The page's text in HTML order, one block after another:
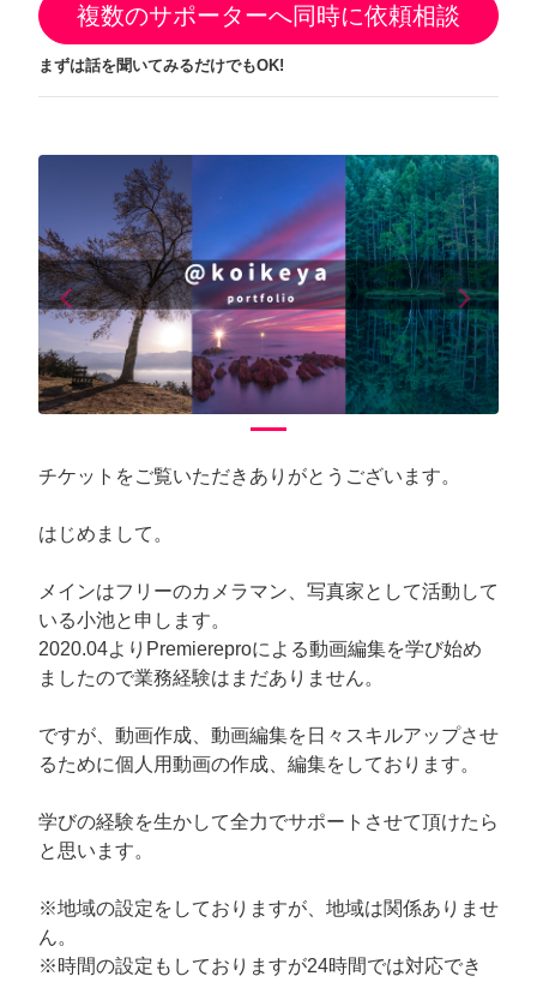
複数のサポーターへ同時に依頼相談
まずは話を聞いてみるだけでもOK!
arrow_back_iosPrevious arrow_forward_iosNext
チケットをご覧いただきありがとうございます。
はじめまして。
メインはフリーのカメラマン、写真家として活動して
いる小池と申します。
2020.04よりPremiereproによる動画編集を学び始め
ましたので業務経験はまだありません。
ですが、動画作成、動画編集を日々スキルアップさせ
るために個人用動画の作成、編集をしております。
学びの経験を生かして全力でサポートさせて頂けたら
と思います。
※地域の設定をしておりますが、地域は関係ありませ
ん。
※時間の設定もしておりますが24時間では対応でき